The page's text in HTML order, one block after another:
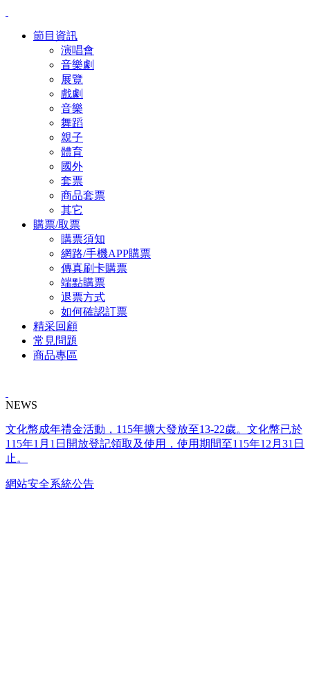
節目資訊
演唱會
音樂劇
展覽
戲劇
音樂
舞蹈
親子
體育
國外
套票
商品套票
其它
購票/取票
購票須知
網路/手機APP購票
傳真刷卡購票
端點購票
退票方式
如何確認訂票
精采回顧
常見問題
商品專區
NEWS
文化幣成年禮金活動，115年擴大發放至13-22歲。文化幣已於
115年1月1日開放登記領取及使用，使用期間至115年12月31日
止。
網站安全系統公告